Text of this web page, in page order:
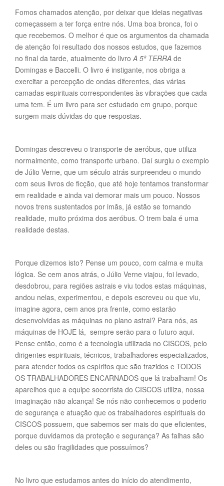
Fomos chamados atenção, por deixar que ideias negativas
começassem a ter força entre nós. Uma boa bronca, foi o
que recebemos. O melhor é que os argumentos da chamada
de atenção foi resultado dos nossos estudos, que fazemos
no final da tarde, atualmente do livroA 5ª TERRA de
Domingas e Baccelli. O livro é instigante, nos obriga a
exercitar a percepção de ondas diferentes, das várias
camadas espirituais correspondentes às vibrações que cada
uma tem. É um livro para ser estudado em grupo, porque
surgem mais dúvidas do que respostas.
Domingas descreveu o transporte de aeróbus, que utiliza
normalmente, como transporte urbano. Daí surgiu o exemplo
de Júlio Verne, que um século atrás surpreendeu o mundo
com seus livros de ficção, que até hoje tentamos transformar
em realidade e ainda vai demorar mais um pouco. Nossos
novos trens sustentados por imãs, já estão se tornando
realidade, muito próxima dos aeróbus. O trem bala é uma
realidade destas.
Porque dizemos isto? Pense um pouco, com calma e muita
lógica. Se cem anos atrás, o Júlio Verne viajou, foi levado,
desdobrou, para regiões astrais e viu todos estas máquinas,
andou nelas, experimentou, e depois escreveu ou que viu,
imagine agora, cem anos pra frente, como estarão
desenvolvidas as máquinas no plano astral? Para nós, as
máquinas de HOJE lá, sempre serão para o futuro aqui.
Pense então, como é a tecnologia utilizada no CISCOS, pelo
dirigentes espirituais, técnicos, trabalhadores especializados,
para atender todos os espíritos que são trazidos e TODOS
OS TRABALHADORES ENCARNADOS que lá trabalham! Os
aparelhos que a equipe socorrista do CISCOS utiliza, nossa
imaginação não alcança! Se nós não conhecemos o poderio
de segurança e atuação que os trabalhadores espirituais do
CISCOS possuem, que sabemos ser mais do que eficientes,
porque duvidamos da proteção e segurança? As falhas são
deles ou são fragilidades que possuímos?
No livro que estudamos antes do início do atendimento,